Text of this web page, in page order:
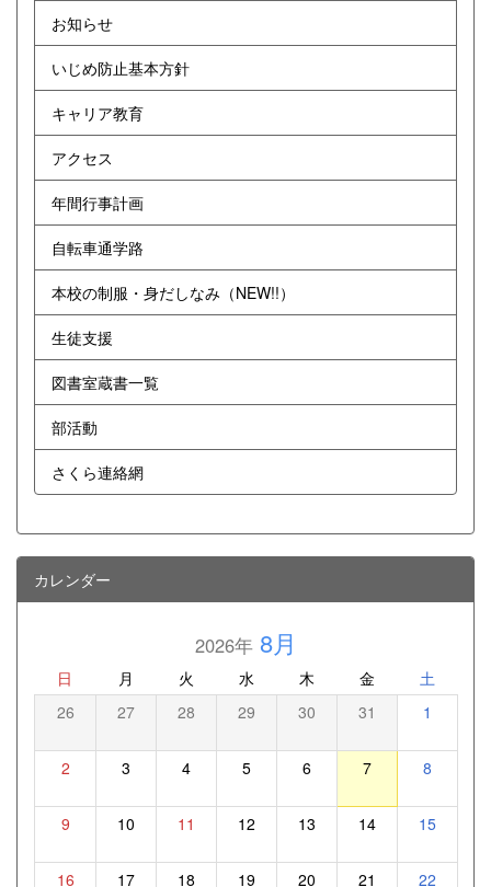
お知らせ
いじめ防止基本方針
キャリア教育
アクセス
年間行事計画
自転車通学路
本校の制服・身だしなみ（NEW!!）
生徒支援
図書室蔵書一覧
部活動
さくら連絡網
カレンダー
2026年8月
日 月 火 水 木 金 土
26 27 28 29 30 31 1
2 3 4 5 6 7 8
9 10 11 12 13 14 15
16 17 18 19 20 21 22